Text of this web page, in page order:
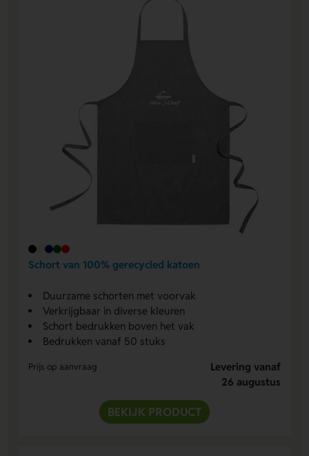
Schort van 100% gerecycled katoen
Duurzame schorten met voorvak
Verkrijgbaar in diverse kleuren
Schort bedrukken boven het vak
Bedrukken vanaf 50 stuks
Prijs op aanvraag
Levering vanaf
26 augustus
BEKIJK PRODUCT